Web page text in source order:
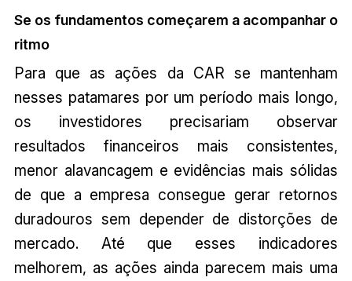
Se os fundamentos começarem a acompanhar o
ritmo
Para que as ações da CAR se mantenham
nesses patamares por um período mais longo,
os investidores precisariam observar
resultados financeiros mais consistentes,
menor alavancagem e evidências mais sólidas
de que a empresa consegue gerar retornos
duradouros sem depender de distorções de
mercado. Até que esses indicadores
melhorem, as ações ainda parecem mais uma